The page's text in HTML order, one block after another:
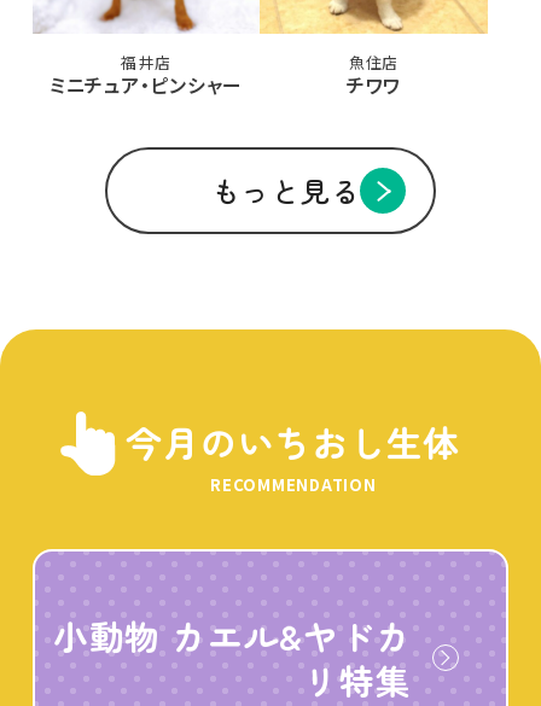
福井店
ミニチュア・ピンシャー
魚住店
チワワ
もっと見る
今月のいちおし生体
RECOMMENDATION
小動物 カエル&ヤドカ
リ特集